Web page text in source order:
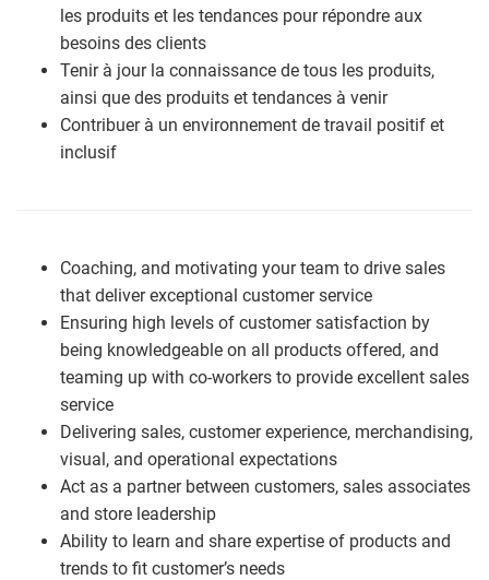
les produits et les tendances pour répondre aux
besoins des clients
Tenir à jour la connaissance de tous les produits,
ainsi que des produits et tendances à venir
Contribuer à un environnement de travail positif et
inclusif
Coaching, and motivating your team to drive sales
that deliver exceptional customer service
Ensuring high levels of customer satisfaction by
being knowledgeable on all products offered, and
teaming up with co-workers to provide excellent sales
service
Delivering sales, customer experience, merchandising,
visual, and operational expectations
Act as a partner between customers, sales associates
and store leadership
Ability to learn and share expertise of products and
trends to fit customer’s needs